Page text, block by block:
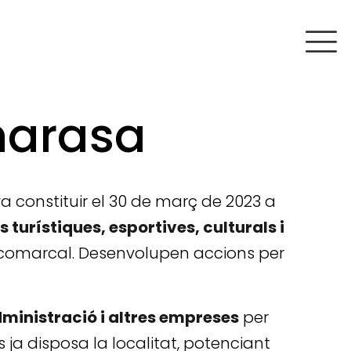
constituir el 30 de març de 2023 a
turístiques, esportives, culturals i
Desenvolupen accions per
i altres empreses per
ja disposa la localitat, potenciant